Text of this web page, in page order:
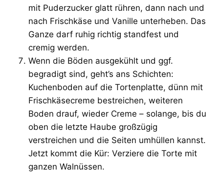
mit Puderzucker glatt rühren, dann nach und
nach Frischkäse und Vanille unterheben. Das
Ganze darf ruhig richtig standfest und
cremig werden.
Wenn die Böden ausgekühlt und ggf.
begradigt sind, geht’s ans Schichten:
Kuchenboden auf die Tortenplatte, dünn mit
Frischkäsecreme bestreichen, weiteren
Boden drauf, wieder Creme – solange, bis du
oben die letzte Haube großzügig
verstreichen und die Seiten umhüllen kannst.
Jetzt kommt die Kür: Verziere die Torte mit
ganzen Walnüssen.